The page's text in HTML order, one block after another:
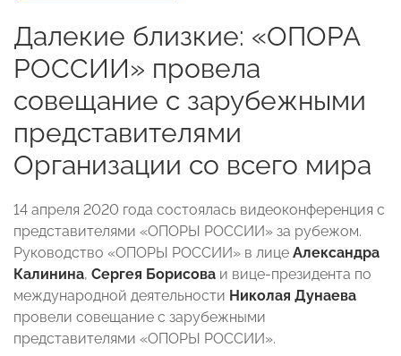
Далекие близкие: «ОПОРА
РОССИИ» провела
совещание с зарубежными
представителями
Организации со всего мира
14 апреля 2020 года состоялась видеоконференция с
представителями «ОПОРЫ РОССИИ» за рубежом.
Руководство «ОПОРЫ РОССИИ» в лице Александра
Калинина, Сергея Борисова и вице-президента по
международной деятельности Николая Дунаева
провели совещание с зарубежными
представителями «ОПОРЫ РОССИИ».